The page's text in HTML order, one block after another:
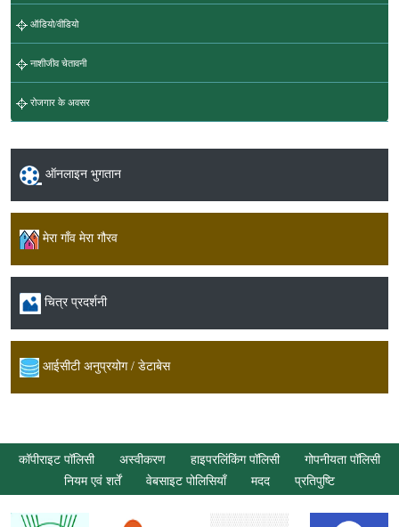
ऑडियो/वीडियो
नाशीजीव चेतावनी
रोजगार के अवसर
ऑनलाइन भुगतान
मेरा गाँव मेरा गौरव
चित्र प्रदर्शनी
आईसीटी अनुप्रयोग / डेटाबेस
कॉपीराइट पॉलिसी अस्वीकरण हाइपरलिंकिंग पॉलिसी
गोपनीयता पॉलिसी
नियम एवं शर्तें
वेबसाइट पोलिसियाँ मदद प्रतिपुष्टि